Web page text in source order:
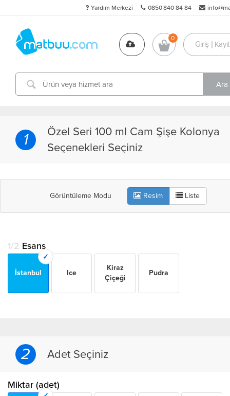
0850 840 84 84
Yardım Merkezi
Giriş | Kayıt
1
Özel Seri 100 ml Cam Şişe Kolonya
Seçenekleri Seçiniz
Görüntüleme Modu Resim Liste
1/2 Esans
İstanbul Ice
Kiraz
Çiçeği
Pudra
2 Adet Seçiniz
Miktar (adet)